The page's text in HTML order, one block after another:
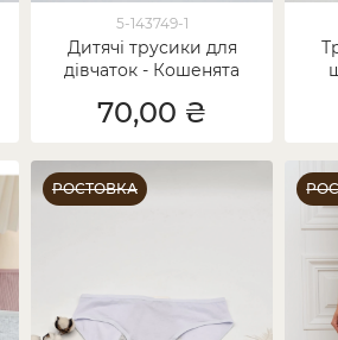
5-143749-1
Дитячі трусики для
дівчаток - Кошенята
70,00 ₴
РОСТОВКА